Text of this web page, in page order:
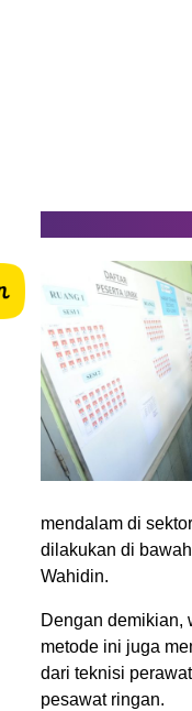
mendalam di
dilakukan di
Wahidin.
Dengan demikian,
metode ini juga
dari teknisi
pesawat ringan.